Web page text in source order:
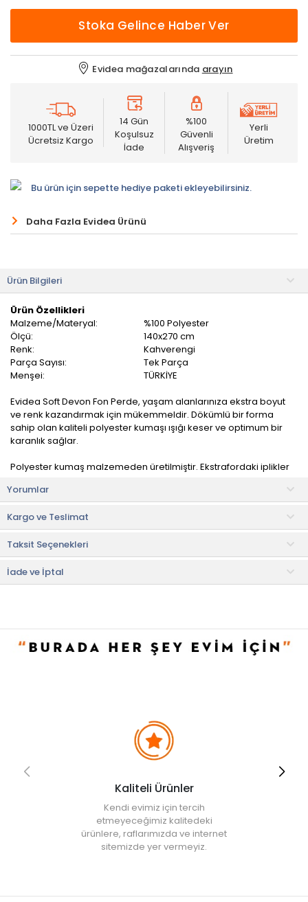
Stoka Gelince Haber Ver
Evidea mağazalarında arayın
1000TL ve Üzeri
Ücretsiz Kargo
14 Gün
Koşulsuz
İade
%100
Güvenli
Alışveriş
Yerli
Üretim
Bu ürün için sepette hediye paketi ekleyebilirsiniz.
Daha Fazla Evidea Ürünü
Ürün Bilgileri
Ürün Özellikleri
Malzeme/Materyal:
%100 Polyester
Ölçü:
140x270 cm
Renk:
Kahverengi
Parça Sayısı:
Tek Parça
Menşei:
TÜRKİYE
Evidea Soft Devon Fon Perde, yaşam alanlarınıza ekstra boyut
ve renk kazandırmak için mükemmeldir. Dökümlü bir forma
sahip olan kaliteli polyester kumaşı ışığı keser ve optimum bir
karanlık sağlar.
Polyester kumaş malzemeden üretilmiştir. Ekstrafordaki iplikler
Kullanım ve Bakım Bilgileri
• 30 °C'de makinede yıkanması önerilir.
• Renkli ürün deterjanı kullanınız.
• Not:Bu fiyat perakende satışlar için belirlenmiştir. Toplu alımlar
Evidea tarafından incelenecek ve uygun bulunmayan siparişler
iptal edilecektir.
Yorumlar
Kargo ve Teslimat
Taksit Seçenekleri
İade ve İptal
Kaliteli Ürünler
Kendi evimiz için tercih
etmeyeceğimiz kalitedeki
ürünlere, raflarımızda ve internet
sitemizde yer vermeyiz.